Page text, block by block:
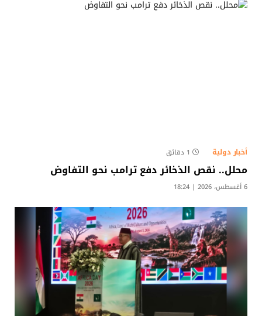
أخبار دولية 1 دقائق
محلل.. نقص الذخائر دفع ترامب نحو التفاوض
6 أغسطس، 2026 | 18:24